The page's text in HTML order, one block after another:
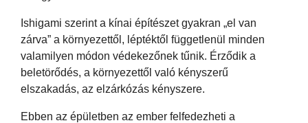
Ishigami szerint a kínai építészet gyakran „el van
zárva” a környezettől, léptéktől függetlenül minden
valamilyen módon védekezőnek tűnik. Érződik a
beletörődés, a környezettől való kényszerű
elszakadás, az elzárkózás kényszere.
Ebben az épületben az ember felfedezheti a